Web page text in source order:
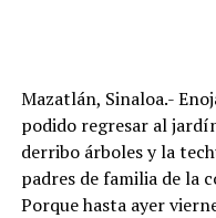
Mazatlán, Sinaloa.-
podido regresar al
derribo árboles y la
padres de familia de la
Porque hasta ayer